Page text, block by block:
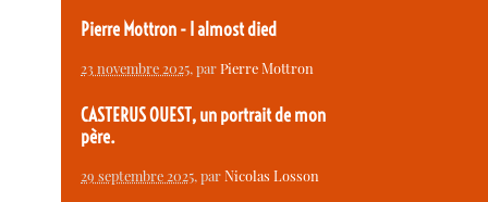
Pierre Mottron - I almost died
23 novembre 2025, parPierre Mottron
CASTERUS OUEST, un portrait de mon
père.
29 septembre 2025, parNicolas Losson